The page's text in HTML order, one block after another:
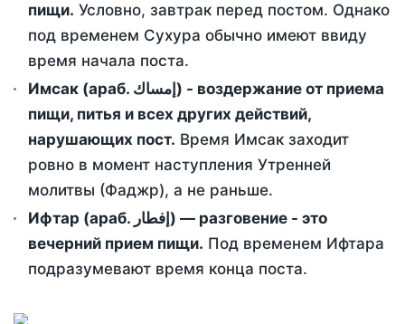
пищи. Условно, завтрак перед постом. Однако
под временем Сухура обычно имеют ввиду
время начала поста.
Имсак (араб. إمساك) - воздержание от приема
пищи, питья и всех других действий,
нарушающих пост. Время Имсак заходит
ровно в момент наступления Утренней
молитвы (Фаджр), а не раньше.
Ифтар (араб. إفطار) — разговение - это
вечерний прием пищи. Под временем Ифтара
подразумевают время конца поста.